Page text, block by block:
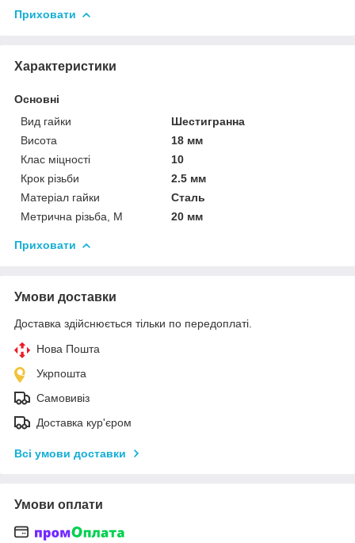
Приховати
Характеристики
Основні
Вид гайки
Шестигранна
Висота
18 мм
Клас міцності
10
Крок різьби
2.5 мм
Матеріал гайки
Сталь
Метрична різьба, М
20 мм
Приховати
Умови доставки
Доставка здійснюється тільки по передоплаті.
Нова Пошта
Укрпошта
Самовивіз
Доставка кур'єром
Всі умови доставки
Умови оплати